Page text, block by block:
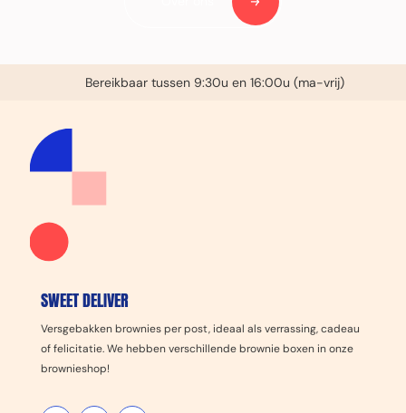
Voor 14:00u besteld, zelfde dag verzonden (ma-vrij)
Bereikbaar tussen 9:30u en 16:00u (ma-vrij)
SWEET DELIVER
Versgebakken brownies per post, ideaal als verrassing, cadeau
of felicitatie. We hebben verschillende brownie boxen in onze
brownieshop!